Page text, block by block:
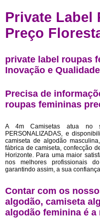
Private Label
Preço
private label roupas
Inovação e Qualidade
Precisa de
roupas femininas
A 4m Camisetas atua no
PERSONALIZADAS, e
camiseta de algodão
fábrica de camiseta, confecção
Horizonte. Para uma maior
nos melhores profissionais
garantindo assim, a sua
Contar com os
algodão, camiseta
algodão feminina é